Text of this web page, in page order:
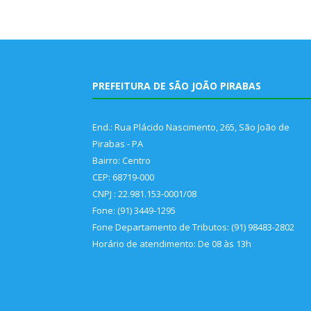
PREFEITURA DE SÃO JOÃO PIRABAS
End.: Rua Plácido Nascimento, 265, São João de
Pirabas - PA
Bairro: Centro
CEP: 68719-000
CNPJ : 22.981.153-0001/08
Fone: (91) 3449-1295
Fone Departamento de Tributos: (91) 98483-2802
Horário de atendimento: De 08 às 13h